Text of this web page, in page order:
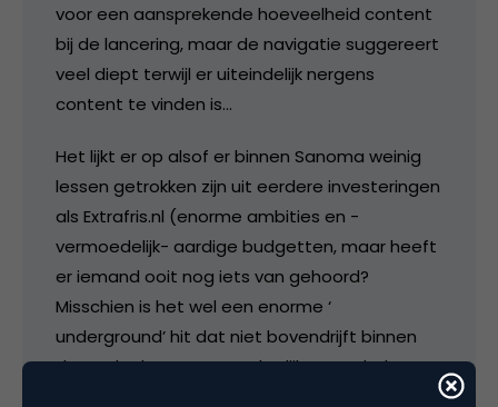
voor een aansprekende hoeveelheid content
bij de lancering, maar de navigatie suggereert
veel diept terwijl er uiteindelijk nergens
content te vinden is…
Het lijkt er op alsof er binnen Sanoma weinig
lessen getrokken zijn uit eerdere investeringen
als Extrafris.nl (enorme ambities en -
vermoedelijk- aardige budgetten, maar heeft
er iemand ooit nog iets van gehoord?
Misschien is het wel een enorme ‘
underground’ hit dat niet bovendrijft binnen
de MF doelgroep, maar dat lijkt me – helaas